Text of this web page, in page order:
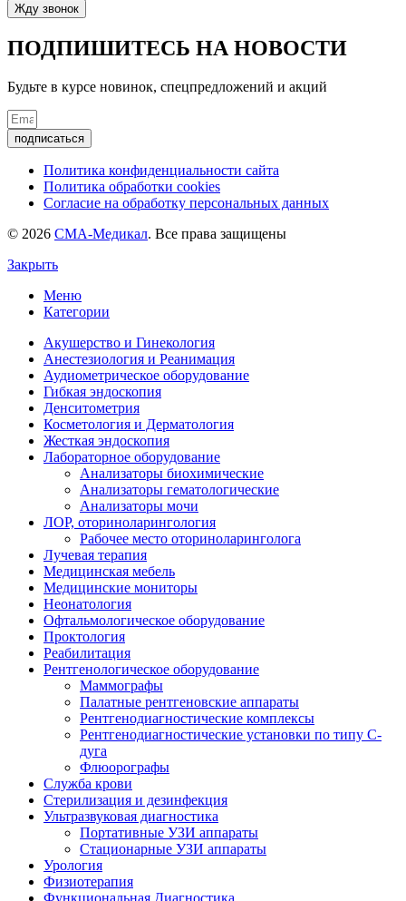
Жду звонок
ПОДПИШИТЕСЬ НА НОВОСТИ
Будьте в курсе новинок, спецпредложений и акций
подписаться
Политика конфиденциальности сайта
Политика обработки cookies
Согласие на обработку персональных данных
© 2026 СМА-Медикал. Все права защищены
Закрыть
Меню
Категории
Акушерство и Гинекология
Анестезиология и Реанимация
Аудиометрическое оборудование
Гибкая эндоскопия
Денситометрия
Косметология и Дерматология
Жесткая эндоскопия
Лабораторное оборудование
Анализаторы биохимические
Анализаторы гематологические
Анализаторы мочи
ЛОР, оториноларингология
Рабочее место оториноларинголога
Лучевая терапия
Медицинская мебель
Медицинские мониторы
Неонатология
Офтальмологическое оборудование
Проктология
Реабилитация
Рентгенологическое оборудование
Маммографы
Палатные рентгеновские аппараты
Рентгенодиагностические комплексы
Рентгенодиагностические установки по типу С-
дуга
Флюорографы
Служба крови
Стерилизация и дезинфекция
Ультразвуковая диагностика
Портативные УЗИ аппараты
Стационарные УЗИ аппараты
Урология
Физиотерапия